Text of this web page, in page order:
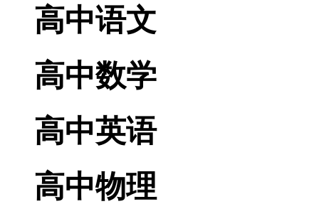
高中语文
高中数学
高中英语
高中物理